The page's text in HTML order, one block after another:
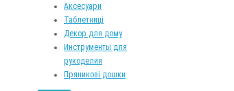
Аксесуари
Таблетниці
Декор для дому
Инструменты для
рукоделия
Пряникові дошки